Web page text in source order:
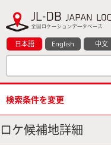
日本語 English 中文
検索条件を変更
ロケ候補地詳細